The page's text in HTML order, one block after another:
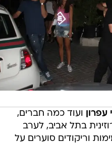
עפרון ועוד כמה חברים,
בתל אביב, לערב
וריקודים סוערים על